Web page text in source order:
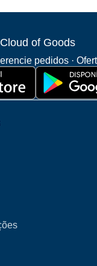
of Goods
pedidos ·